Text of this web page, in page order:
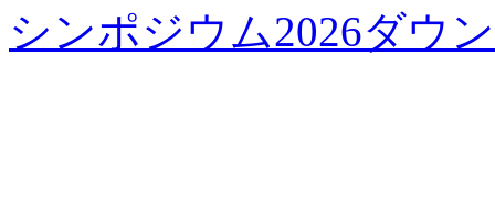
シンポジウム2026ダウ